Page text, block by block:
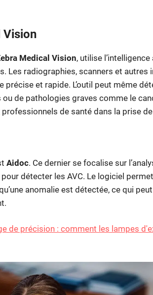
Vision
Medical Vision, utilise
Les radiographies, scanners et
précise et rapide. L’outil peut même
de pathologies graves comme le
de santé dans la prise
Aidoc. Ce dernier se focalise sur
détecter les AVC. Le logiciel
anomalie est détectée, ce qui
de précision : comment les lampes